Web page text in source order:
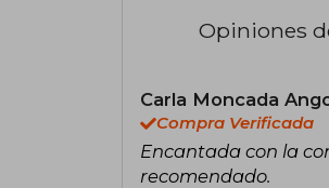
Opiniones
Carla Moncada
Compra Verificada
Encantada con la
recomendado.